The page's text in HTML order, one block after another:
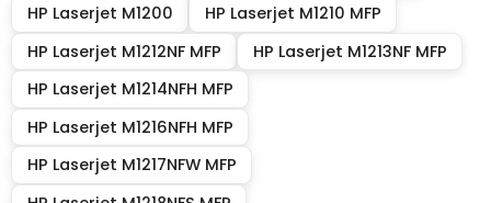
HP Laserjet M1200
HP Laserjet M1210 MFP
HP Laserjet M1212NF MFP
HP Laserjet M1213NF MFP
HP Laserjet M1214NFH MFP
HP Laserjet M1216NFH MFP
HP Laserjet M1217NFW MFP